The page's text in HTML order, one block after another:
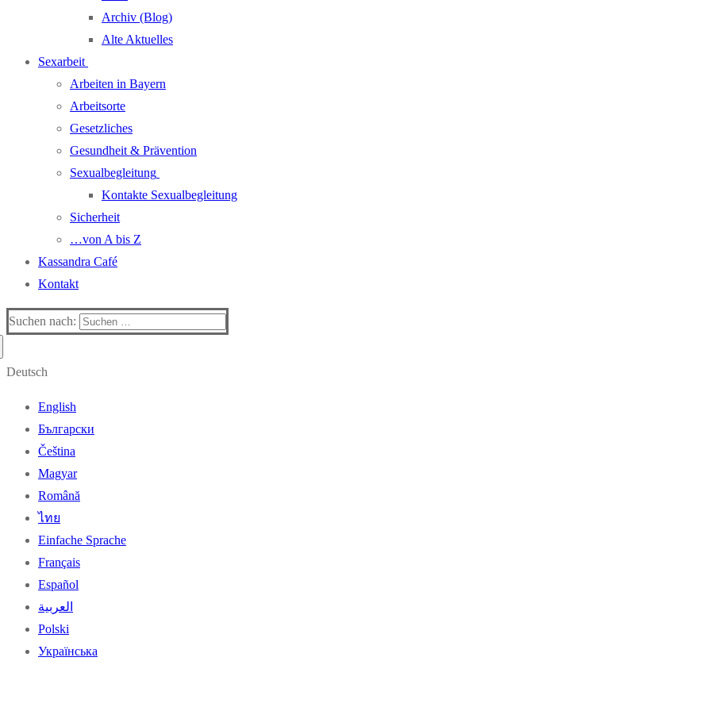
Archiv (Blog)
Alte Aktuelles
Sexarbeit
Arbeiten in Bayern
Arbeitsorte
Gesetzliches
Gesundheit & Prävention
Sexualbegleitung
Kontakte Sexualbegleitung
Sicherheit
…von A bis Z
Kassandra Café
Kontakt
Suchen nach:
Deutsch
English
Български
Čeština
Magyar
Română
ไทย
Einfache Sprache
Français
Español
العربية
Polski
Українська